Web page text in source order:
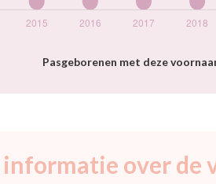
Pasgeborenen met deze
over de